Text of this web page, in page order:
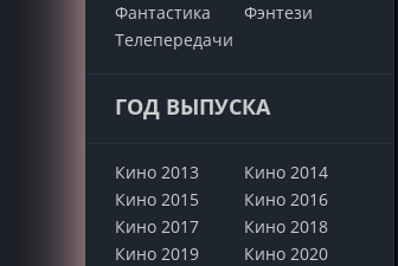
Фантастика
Фэнтези
Телепередачи
ГОД ВЫПУСКА
Кино 2013
Кино 2014
Кино 2015
Кино 2016
Кино 2017
Кино 2018
Кино 2019
Кино 2020